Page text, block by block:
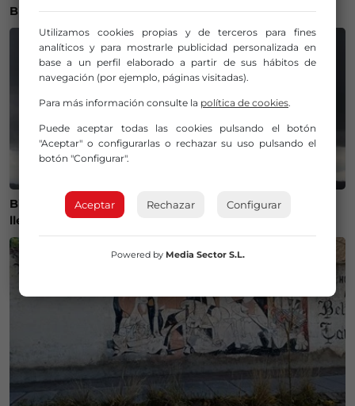
Bilbao
Bizkaia se prepara para un brusco cambio de tiempo:
llegan las tormentas y baja el termómetro
Utilizamos cookies propias y de terceros para fines
analíticos y para mostrarle publicidad personalizada en
base a un perfil elaborado a partir de sus hábitos de
navegación (por ejemplo, páginas visitadas).
Para más información consulte la política de cookies.
Puede aceptar todas las cookies pulsando el botón
"Aceptar" o configurarlas o rechazar su uso pulsando el
botón "Configurar".
Aceptar Rechazar Configurar
Powered by Media Sector S.L.